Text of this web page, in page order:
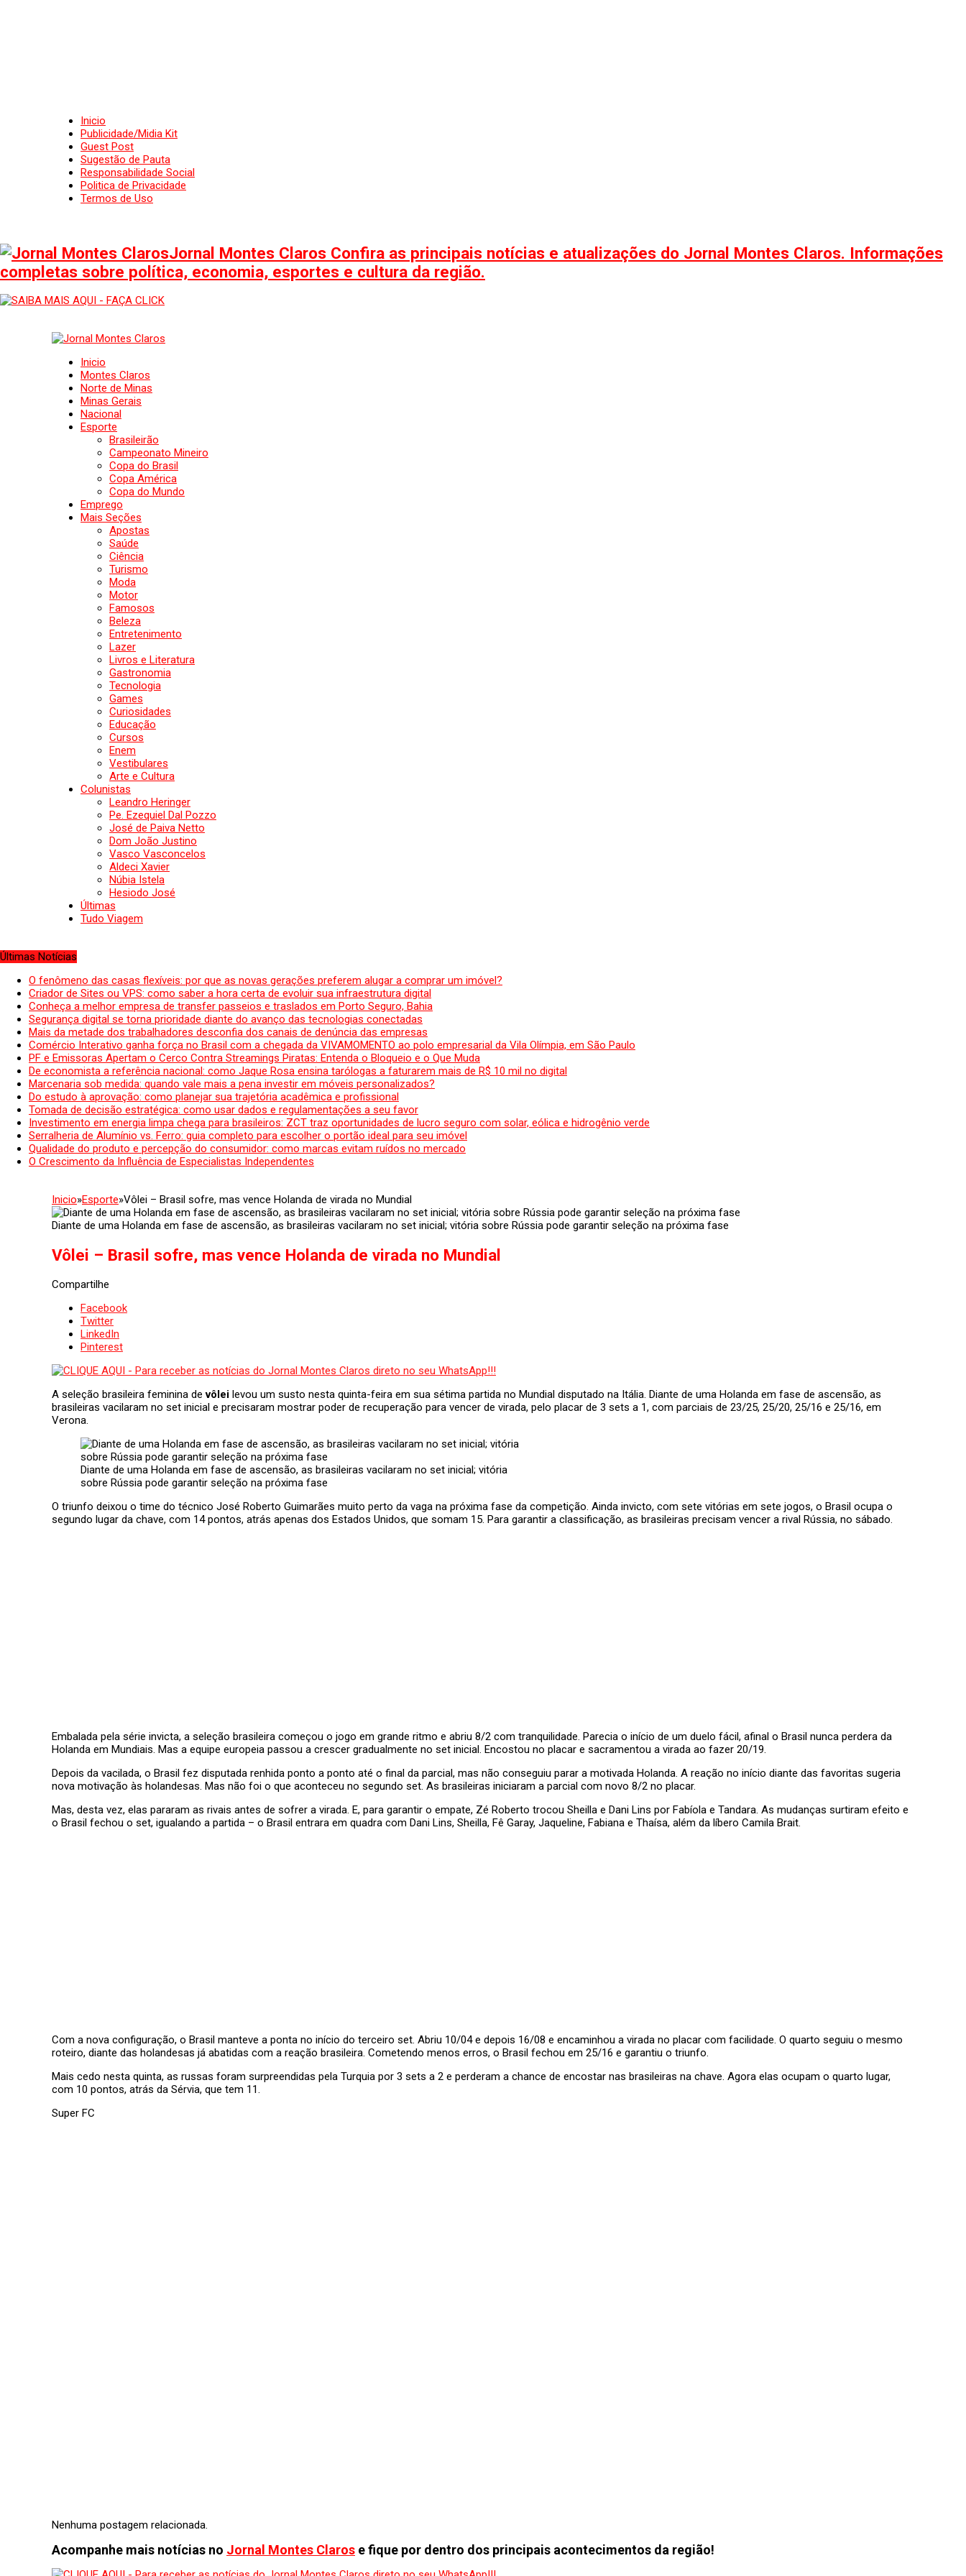
Inicio
Publicidade/Midia Kit
Guest Post
Sugestão de Pauta
Responsabilidade Social
Politica de Privacidade
Termos de Uso
Jornal Montes Claros Confira as principais notícias e atualizações do Jornal Montes Claros. Informações
completas sobre política, economia, esportes e cultura da região.
Inicio
Montes Claros
Norte de Minas
Minas Gerais
Nacional
Esporte
Brasileirão
Campeonato Mineiro
Copa do Brasil
Copa América
Copa do Mundo
Emprego
Mais Seções
Apostas
Saúde
Ciência
Turismo
Moda
Motor
Famosos
Beleza
Entretenimento
Lazer
Livros e Literatura
Gastronomia
Tecnologia
Games
Curiosidades
Educação
Cursos
Enem
Vestibulares
Arte e Cultura
Colunistas
Leandro Heringer
Pe. Ezequiel Dal Pozzo
José de Paiva Netto
Dom João Justino
Vasco Vasconcelos
Aldeci Xavier
Núbia Istela
Hesiodo José
Últimas
Tudo Viagem
Últimas Notícias
O fenômeno das casas flexíveis: por que as novas gerações preferem alugar a comprar um imóvel?
Criador de Sites ou VPS: como saber a hora certa de evoluir sua infraestrutura digital
Conheça a melhor empresa de transfer passeios e traslados em Porto Seguro, Bahia
Segurança digital se torna prioridade diante do avanço das tecnologias conectadas
Mais da metade dos trabalhadores desconfia dos canais de denúncia das empresas
Comércio Interativo ganha força no Brasil com a chegada da VIVAMOMENTO ao polo empresarial da Vila Olímpia, em São Paulo
PF e Emissoras Apertam o Cerco Contra Streamings Piratas: Entenda o Bloqueio e o Que Muda
De economista a referência nacional: como Jaque Rosa ensina tarólogas a faturarem mais de R$ 10 mil no digital
Marcenaria sob medida: quando vale mais a pena investir em móveis personalizados?
Do estudo à aprovação: como planejar sua trajetória acadêmica e profissional
Tomada de decisão estratégica: como usar dados e regulamentações a seu favor
Investimento em energia limpa chega para brasileiros: ZCT traz oportunidades de lucro seguro com solar, eólica e hidrogênio verde
Serralheria de Alumínio vs. Ferro: guia completo para escolher o portão ideal para seu imóvel
Qualidade do produto e percepção do consumidor: como marcas evitam ruídos no mercado
O Crescimento da Influência de Especialistas Independentes
Inicio»Esporte»Vôlei – Brasil sofre, mas vence Holanda de virada no Mundial
Diante de uma Holanda em fase de ascensão, as brasileiras vacilaram no set inicial; vitória sobre Rússia pode garantir seleção na próxima fase
Vôlei – Brasil sofre, mas vence Holanda de virada no Mundial
Compartilhe
Facebook
Twitter
LinkedIn
Pinterest
A seleção brasileira feminina devôlei levou um susto nesta quinta-feira em sua sétima partida no Mundial disputado na Itália. Diante de uma Holanda em fase de ascensão, as
brasileiras vacilaram no set inicial e precisaram mostrar poder de recuperação para vencer de virada, pelo placar de 3 sets a 1, com parciais de 23/25, 25/20, 25/16 e 25/16, em
Verona.
Diante de uma Holanda em fase de ascensão, as brasileiras vacilaram no set inicial; vitória
sobre Rússia pode garantir seleção na próxima fase
O triunfo deixou o time do técnico José Roberto Guimarães muito perto da vaga na próxima fase da competição. Ainda invicto, com sete vitórias em sete jogos, o Brasil ocupa o
segundo lugar da chave, com 14 pontos, atrás apenas dos Estados Unidos, que somam 15. Para garantir a classificação, as brasileiras precisam vencer a rival Rússia, no sábado.
Embalada pela série invicta, a seleção brasileira começou o jogo em grande ritmo e abriu 8/2 com tranquilidade. Parecia o início de um duelo fácil, afinal o Brasil nunca perdera da
Holanda em Mundiais. Mas a equipe europeia passou a crescer gradualmente no set inicial. Encostou no placar e sacramentou a virada ao fazer 20/19.
Depois da vacilada, o Brasil fez disputada renhida ponto a ponto até o final da parcial, mas não conseguiu parar a motivada Holanda. A reação no início diante das favoritas sugeria
nova motivação às holandesas. Mas não foi o que aconteceu no segundo set. As brasileiras iniciaram a parcial com novo 8/2 no placar.
Mas, desta vez, elas pararam as rivais antes de sofrer a virada. E, para garantir o empate, Zé Roberto trocou Sheilla e Dani Lins por Fabíola e Tandara. As mudanças surtiram efeito e
o Brasil fechou o set, igualando a partida – o Brasil entrara em quadra com Dani Lins, Sheilla, Fê Garay, Jaqueline, Fabiana e Thaísa, além da líbero Camila Brait.
Com a nova configuração, o Brasil manteve a ponta no início do terceiro set. Abriu 10/04 e depois 16/08 e encaminhou a virada no placar com facilidade. O quarto seguiu o mesmo
roteiro, diante das holandesas já abatidas com a reação brasileira. Cometendo menos erros, o Brasil fechou em 25/16 e garantiu o triunfo.
Mais cedo nesta quinta, as russas foram surpreendidas pela Turquia por 3 sets a 2 e perderam a chance de encostar nas brasileiras na chave. Agora elas ocupam o quarto lugar,
com 10 pontos, atrás da Sérvia, que tem 11.
Super FC
Nenhuma postagem relacionada.
Acompanhe mais notícias no Jornal Montes Claros e fique por dentro dos principais acontecimentos da região!